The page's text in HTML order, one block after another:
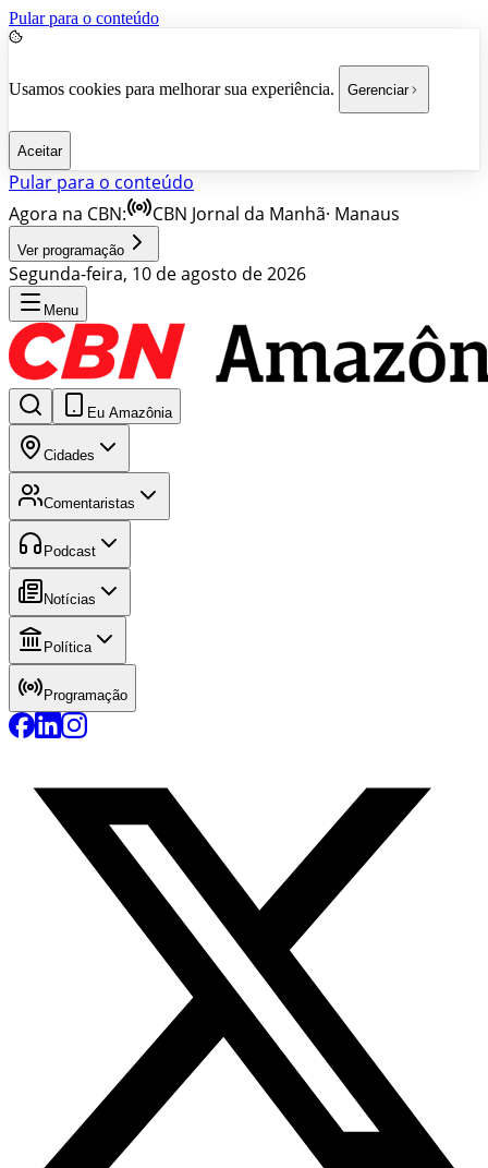
Pular para o conteúdo
Usamos cookies para melhorar sua experiência. Gerenciar
Aceitar
Pular para o conteúdo
Agora na CBN:
CBN Jornal da Manhã· Manaus
Ver programação
Segunda-feira, 10 de agosto de 2026
Menu
Eu Amazônia
Cidades
Comentaristas
Podcast
Notícias
Política
Programação